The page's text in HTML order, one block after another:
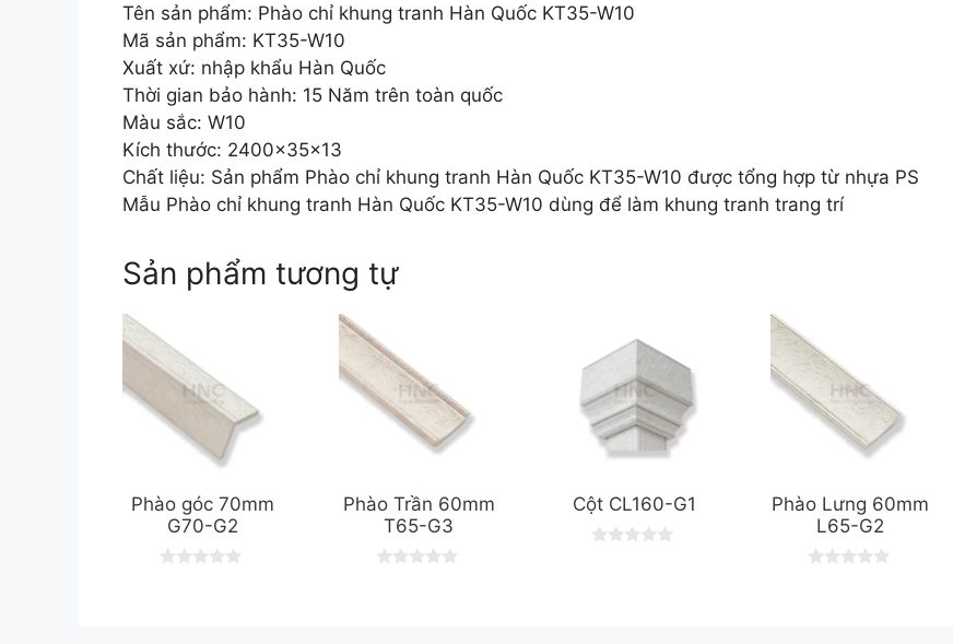
Tên sản phẩm: Phào chỉ khung tranh Hàn Quốc KT35-W10
Mã sản phẩm: KT35-W10
Xuất xứ: nhập khẩu Hàn Quốc
Thời gian bảo hành: 15 Năm trên toàn quốc
Màu sắc: W10
Kích thước: 2400x35x13
Chất liệu: Sản phẩm Phào chỉ khung tranh Hàn Quốc KT35-W10 được tổng hợp từ nhựa PS
Mẫu Phào chỉ khung tranh Hàn Quốc KT35-W10 dùng để làm khung tranh trang trí
Sản phẩm tương tự
Phào góc 70mm
G70-G2
Phào Trần 60mm
T65-G3
Cột CL160-G1
Phào Lưng 60mm
L65-G2